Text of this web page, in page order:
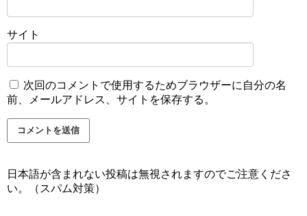
サイト
次回のコメントで使用するためブラウザーに自分の名
前、メールアドレス、サイトを保存する。
日本語が含まれない投稿は無視されますのでご注意くださ
い。（スパム対策）